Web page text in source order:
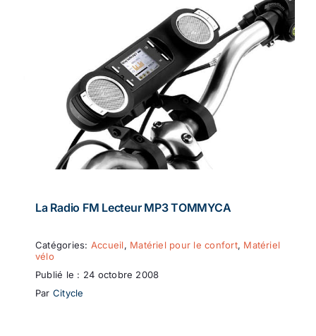
La Radio FM Lecteur MP3 TOMMYCA
Catégories: Accueil, Matériel pour le confort, Matériel
vélo
Publié le : 24 octobre 2008
Par Citycle